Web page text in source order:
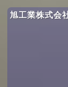
旭工業株式会